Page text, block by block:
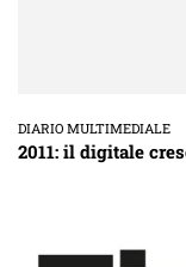
DIARIO MULTIMEDIALE
2011: il digitale